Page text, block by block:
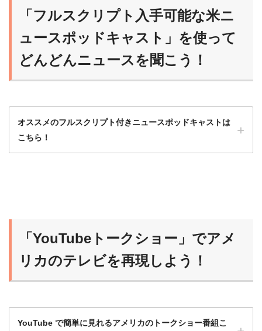
「フルスクリプト入手可能な米ニ
ュースポッドキャスト」を使って
どんどんニュースを聞こう！
オススメのフルスクリプト付きニュースポッドキャストは
こちら！
らいおん
慣れれば、だんだんスクリプトなしで聞ける
ようになるよ！
「YouTubeトークショー」でアメ
リカのテレビを再現しよう！
YouTube で簡単に見れるアメリカのトークショー番組こ